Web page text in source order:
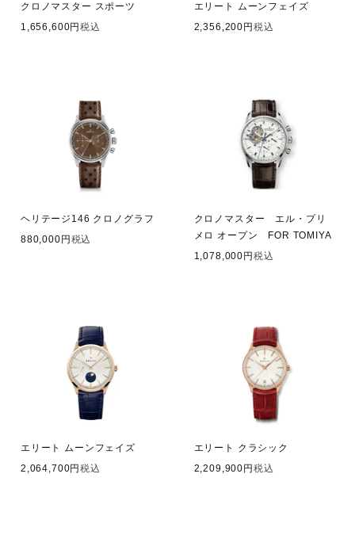
クロノマスター スポーツ
1,656,600
税込
エリート ムーンフェイズ
2,356,200
税込
ヘリテージ146 クロノグラフ
880,000
税込
クロノマスター エル・プリ
メロ オープン FOR TOMIYA
1,078,000
税込
エリート ムーンフェイズ
2,064,700
税込
エリート クラシック
2,209,900
税込